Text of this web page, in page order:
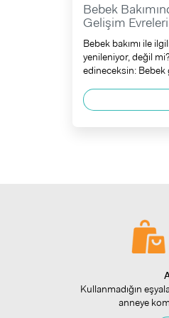
Bebek
Gelişim
Bebek bakımı ile
yenileniyor, değil
edineceksin: Bebek
Kullanmadığın
anneye